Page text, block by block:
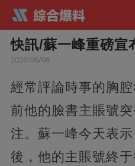
快訊/蘇一峰重磅宣
2026/06/08
經常評論時事的胸
前他的臉書主賬號
注。蘇一峰今天表
後，他的主賬號終